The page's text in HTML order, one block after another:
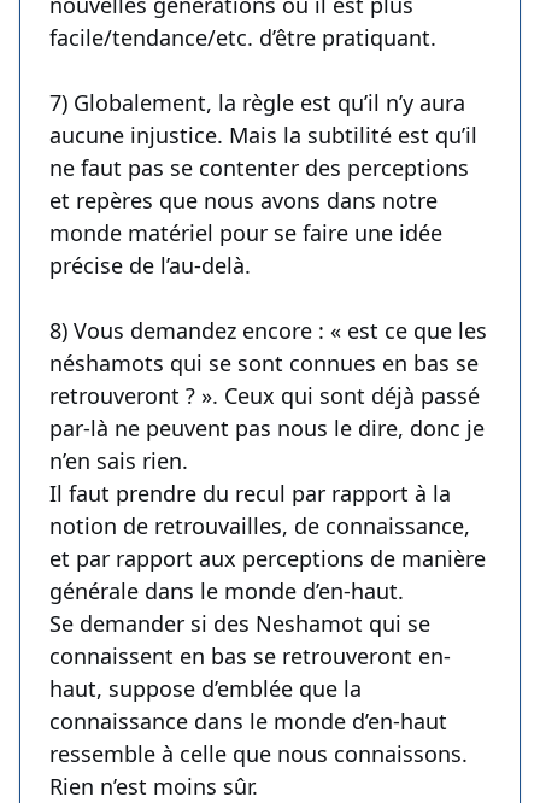
facile/tendance/etc. d’être pratiquant.
7) Globalement, la règle est qu’il n’y aura
aucune injustice. Mais la subtilité est qu’il
ne faut pas se contenter des perceptions
et repères que nous avons dans notre
monde matériel pour se faire une idée
précise de l’au-delà.
8) Vous demandez encore : « est ce que les
néshamots qui se sont connues en bas se
retrouveront ? ». Ceux qui sont déjà passé
par-là ne peuvent pas nous le dire, donc je
n’en sais rien.
Il faut prendre du recul par rapport à la
notion de retrouvailles, de connaissance,
et par rapport aux perceptions de manière
générale dans le monde d’en-haut.
Se demander si des Neshamot qui se
connaissent en bas se retrouveront en-
haut, suppose d’emblée que la
connaissance dans le monde d’en-haut
ressemble à celle que nous connaissons.
Rien n’est moins sûr.